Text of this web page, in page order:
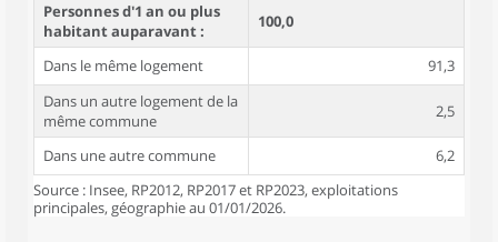
Personnes d'1 an ou plus
habitant auparavant :
100,0
Dans le même logement
91,3
Dans un autre logement de la
même commune
2,5
Dans une autre commune
6,2
Source : Insee, RP2012, RP2017 et RP2023, exploitations
principales, géographie au 01/01/2026.